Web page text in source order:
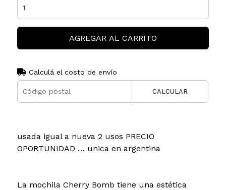
AGREGAR AL CARRITO
Calculá el costo de envío
CALCULAR
usada igual a nueva 2 usos PRECIO
OPORTUNIDAD … unica en argentina
La mochila Cherry Bomb tiene una estética